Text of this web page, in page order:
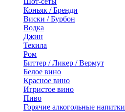
Коньяк / Бренди
Виски / Бурбон
Водка
Джин
Текила
Ром
Биттер / Ликер / Вермут
Белое вино
Красное вино
Игристое вино
Пиво
Горячие алкогольные напитки